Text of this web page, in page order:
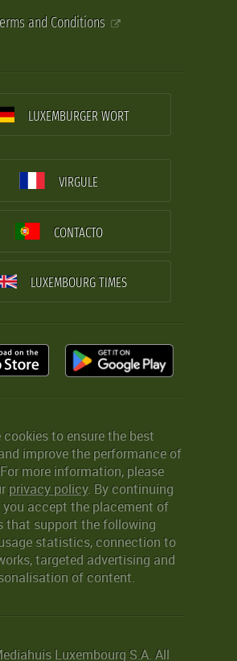
and Conditions
LUXEMBURGER WORT
VIRGULE
CONTACTO
LUXEMBOURG TIMES
cookies to ensure the best
improve the performance of
more information, please
privacy policy. By continuing
you accept the placement of
that support the following
statistics, connection to
targeted advertising and
of content.
Luxembourg S.A. All